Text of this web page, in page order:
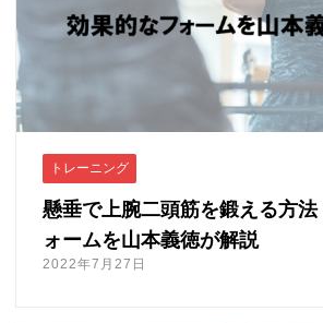
トレーニング
懸垂で上腕二頭筋を鍛える方法
ォームを山本義徳が解説
2022年7月27日